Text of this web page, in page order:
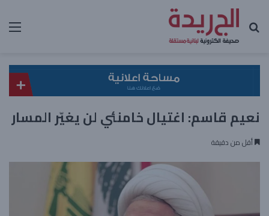
بحث عن
نعيم قاسم: اغتيال خامنئي لن يغيّر المسار
أقل من دقيقة